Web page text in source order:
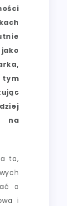
tym
na
to,
o
i